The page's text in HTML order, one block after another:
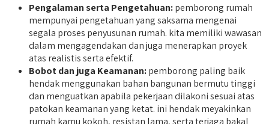
Pengalaman serta Pengetahuan:pemborong rumah
mempunyai pengetahuan yang saksama mengenai
segala proses penyusunan rumah. kita memiliki wawasan
dalam mengagendakan dan juga menerapkan proyek
atas realistis serta efektif.
Bobot dan juga Keamanan:pemborong paling baik
hendak menggunakan bahan bangunan bermutu tinggi
dan menguatkan apabila pekerjaan dilakoni sesuai atas
patokan keamanan yang ketat. ini hendak meyakinkan
rumah kamu kokoh, resistan lama, serta terjaga bakal